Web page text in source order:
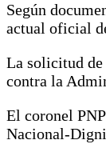
Según
actual oficial
La solicitud de
contra la
El coronel
Nacional-